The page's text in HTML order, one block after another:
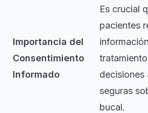
Importancia del
Consentimiento
Informado
Es crucial
pacientes
decisiones
seguras
bucal.